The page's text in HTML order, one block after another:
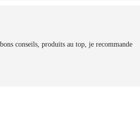
conseils, produits au top, je recommande